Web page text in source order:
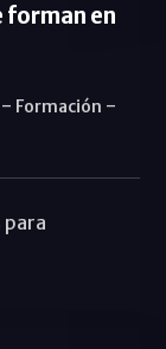
forman en
- Formación -
para